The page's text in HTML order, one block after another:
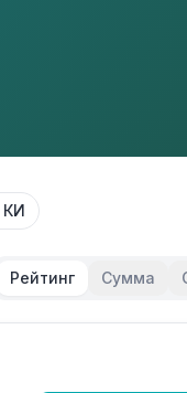
КИ
Рейтинг Сумма